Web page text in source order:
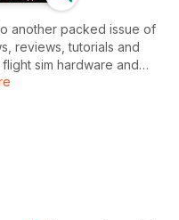
another packed issue of
reviews, tutorials and
sim hardware and
simulation.